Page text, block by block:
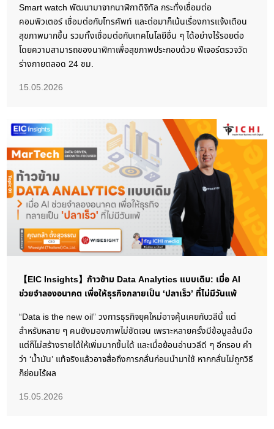
Smart watch พัฒนามาจากนาฬิกาดิจิทัล กระทั่งเชื่อมต่อ
คอมพิวเตอร์ เชื่อมต่อกับโทรศัพท์ และต่อมาก็เน้นเรื่องการแจ้งเตือน
สุขภาพมากขึ้น รวมทั้งเชื่อมต่อกับเทคโนโลยีอื่น ๆ ได้อย่างไร้รอยต่อ
โดยความสามารถของนาฬิกาเพื่อสุขภาพประกอบด้วย ฟีเจอร์ตรวจวัด
ร่างกายตลอด 24 ชม.
15.05.2026
【EIC Insights】ก้าวข้าม Data Analytics แบบเดิม: เมื่อ AI
ช่วยจำลองอนาคต เพื่อให้ธุรกิจกลายเป็น ‘ปลาเร็ว’ ที่ไม่มีวันแพ้
“Data is the new oil” วงการธุรกิจยุคใหม่อาจคุ้นเคยกับวลีนี้ แต่
สำหรับหลาย ๆ คนยังมองภาพไม่ชัดเจน เพราะหลายครั้งมีข้อมูลล้นมือ
แต่ก็ไม่สร้างรายได้ให้เพิ่มมากขึ้นได้ และเมื่อย้อนอ่านวลีดี ๆ อีกรอบ คำ
ว่า ‘น้ำมัน’ แท้จริงแล้วอาจสื่อถึงการกลั่นก่อนนำมาใช้ หากกลั่นไม่ถูกวิธี
ก็ย่อมไร้ผล
15.05.2026